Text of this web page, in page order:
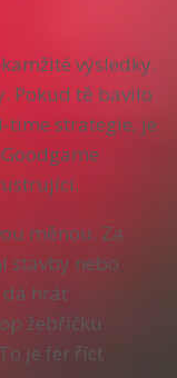
výsledky.
Pokud tě bavilo
time strategie, je
měnou. Za
stavby nebo
dá hrát
žebříčku
je fér říct